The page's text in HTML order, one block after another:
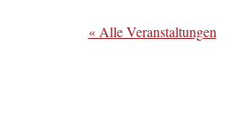
« Alle Veranstaltungen